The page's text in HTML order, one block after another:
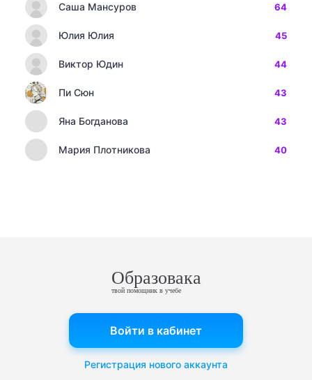
Саша Мансуров 64
Юлия Юлия 45
Виктор Юдин 44
Пи Сюн 43
Яна Богданова 43
Мария Плотникова 40
Образовака
твой помощник в учебе
Войти в кабинет
Регистрация нового аккаунта